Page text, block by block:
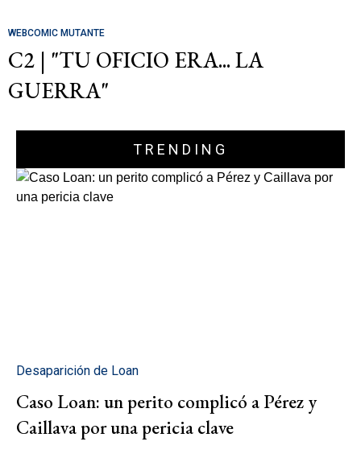
WEBCOMIC MUTANTE
C2 | "TU OFICIO ERA... LA
GUERRA"
TRENDING
Desaparición de Loan
Caso Loan: un perito complicó a Pérez y
Caillava por una pericia clave